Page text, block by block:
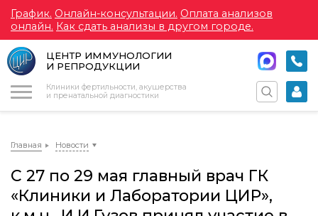
График. Онлайн-консультации. Оплата анализов
онлайн. Как сдать анализы в другом городе.
ЦЕНТР ИММУНОЛОГИИ
И РЕПРОДУКЦИИ
Клиники фертильности, акушерства
и пренатальной диагностики
Главная Новости
С 27 по 29 мая главный врач ГК
«Клиники и Лаборатории ЦИР»,